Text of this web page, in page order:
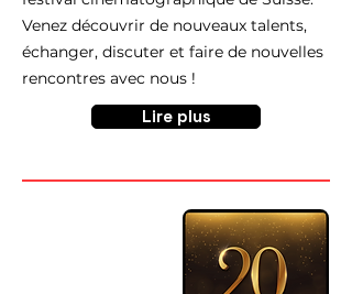
Venez découvrir de nouveaux talents,
échanger, discuter et faire de nouvelles
rencontres avec nous !
Lire plus